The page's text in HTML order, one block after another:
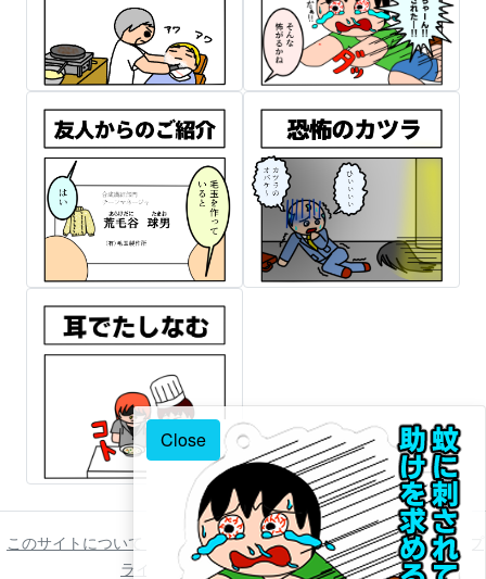
Close
このサイトについて ご利用について 著作権について 免責事項
ライバシーポリシー お問い合わせ